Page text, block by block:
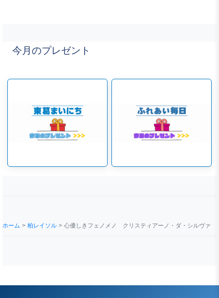
今月のプレゼント
ホーム 柏レイソル 心優しきフェノメノ クリスティアーノ・ダ・シルヴァ